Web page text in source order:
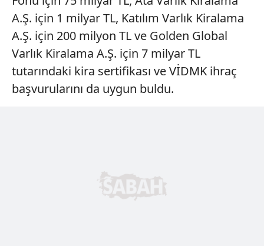
toplumu hizmetlerinin sunulması amacıyla
kullanılmaktadır. Diğer çerezler, sitemizin daha işlevsel
kılınması ve kişiselleştirilmesi ve sizlere yönelik
reklam/pazarlama faaliyetlerinin yapılması, amaçlarıyla
sınırlı olarak açık rızanız dahilinde kullanılacaktır.
Çerezlere ilişkin tercihlerinizi aşağıda yer alan panel
hazırlanmış Aydınlatma Metnimizi okumak ve sitemizde
ilgili mevzuata uygun olarak kullanılan çerezlerle ilgili bilgi
A.Ş. için 1 milyar TL, Katılım Varlık Kiralama
A.Ş. için 200 milyon TL ve Golden Global
Varlık Kiralama A.Ş. için 7 milyar TL
tutarındaki kira sertifikası ve VİDMK ihraç
başvurularını da uygun buldu.